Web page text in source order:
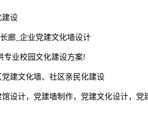
建设
廊_企业党建文化墙设计
专业校园文化建设方案!
建文化墙、社区亲民化建设
设计，党建墙制作，党建文化设计，党